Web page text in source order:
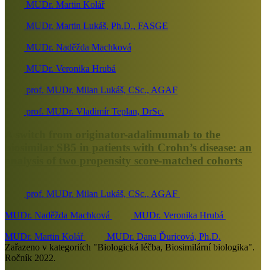
MUDr. Martin Kolář
MUDr. Martin Lukáš, Ph.D., FASGE
MUDr. Naděžda Machková
MUDr. Veronika Hrubá
prof. MUDr. Milan Lukáš, CSc., AGAF
prof. MUDr. Vladimír Teplan, DrSc.
A switch from originator-adalimumab to the
biosimilar SB5 in patients with Crohn’s disease: an
analysis of two propensity score-matched cohorts
prof. MUDr. Milan Lukáš, CSc., AGAF
MUDr. Naděžda Machková MUDr. Veronika Hrubá
MUDr. Martin Kolář
MUDr. Dana Ďuricová, Ph.D.
Zařazeno v kategoriích "Biologická léčba, Biosimilární biologika".
Ročník 2022.